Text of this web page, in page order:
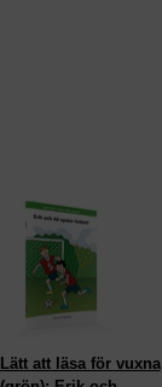
Lätt att läsa för vuxna